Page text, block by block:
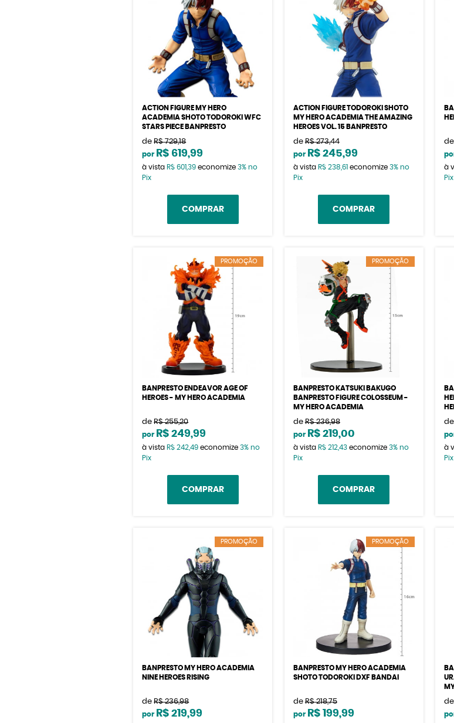
ACTION FIGURE MY HERO
ACADEMIA SHOTO TODOROKI WFC
STARS PIECE BANPRESTO
de R$ 729,18
por R$ 619,99
à vista R$ 601,39 economize3% no
Pix
COMPRAR
ACTION FIGURE TODOROKI SHOTO
MY HERO ACADEMIA THE AMAZING
HEROES VOL. 15 BANPRESTO
de R$ 273,44
por R$ 245,99
à vista R$ 238,61 economize 3% no
Pix
COMPRAR
de
à
Pix
PROMOÇÃO
BANPRESTO ENDEAVOR AGE OF
HEROES - MY HERO ACADEMIA
de R$ 255,20
por R$ 249,99
à vista R$ 242,49 economize3% no
Pix
COMPRAR
PROMOÇÃO
BANPRESTO KATSUKI BAKUGO
BANPRESTO FIGURE COLOSSEUM -
MY HERO ACADEMIA
de R$ 236,98
por R$ 219,00
à vista R$ 212,43economize 3% no
Pix
COMPRAR
de
à
Pix
PROMOÇÃO
BANPRESTO MY HERO ACADEMIA
NINE HEROES RISING
de R$ 236,98
por R$ 219,99
PROMOÇÃO
BANPRESTO MY HERO ACADEMIA
SHOTO TODOROKI DXF BANDAI
de R$ 218,75
por R$ 199,99
de